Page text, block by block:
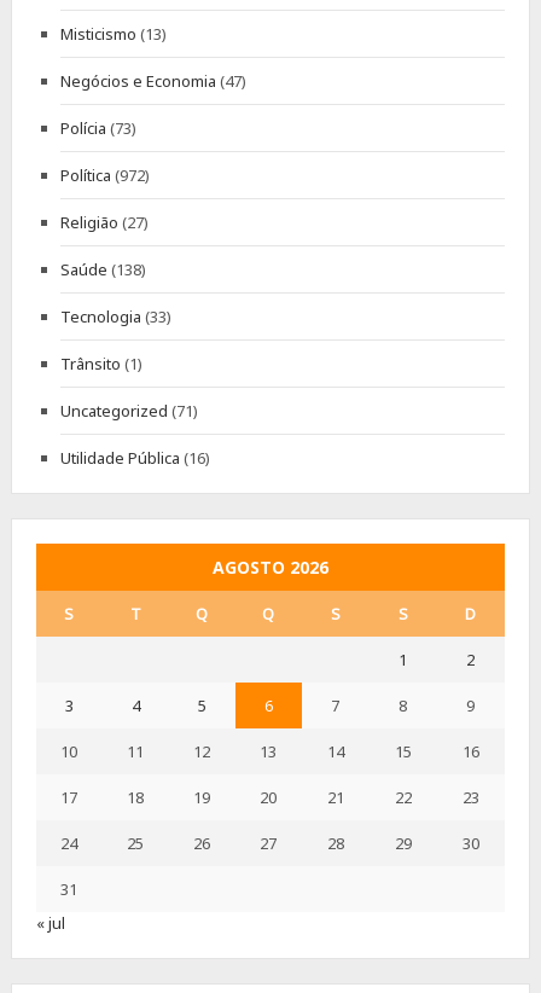
Misticismo (13)
Negócios e Economia (47)
Polícia (73)
Política (972)
Religião (27)
Saúde (138)
Tecnologia (33)
Trânsito (1)
Uncategorized (71)
Utilidade Pública (16)
AGOSTO 2026
S T Q Q S S D
1 2
3 4 5 6 7 8 9
10 11 12 13 14 15 16
17 18 19 20 21 22 23
24 25 26 27 28 29 30
31
« jul